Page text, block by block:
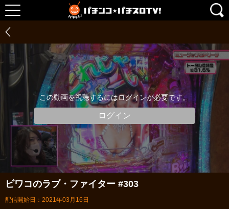
この動画を視聴するにはログインが必要です。
ログイン
ビワコのラブ・ファイター #303
配信開始日：2021年03月16日